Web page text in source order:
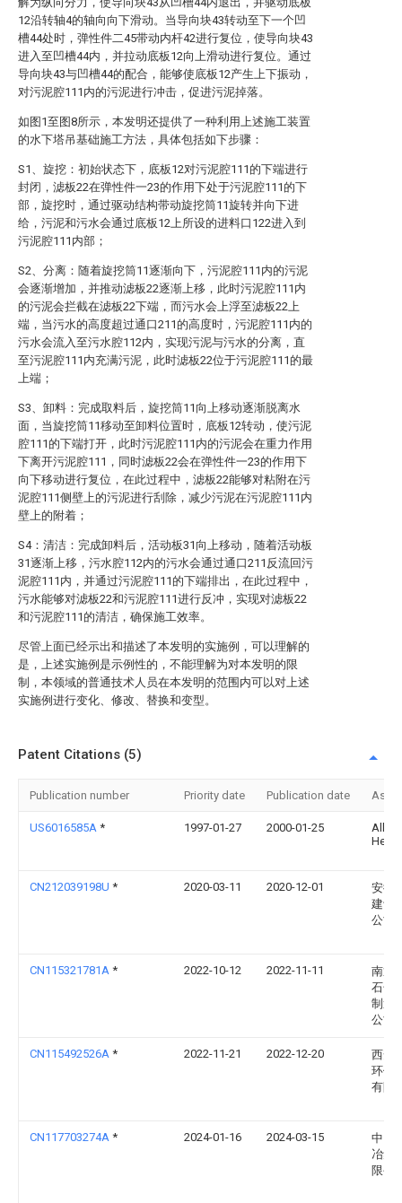
12沿转轴4的轴向向下滑动。当导向块43转动至下一个凹
槽44处时，弹性件二45带动内杆42进行复位，使导向块43
进入至凹槽44内，并拉动底板12向上滑动进行复位。通过
导向块43与凹槽44的配合，能够使底板12产生上下振动，
对污泥腔111内的污泥进行冲击，促进污泥掉落。
如图1至图8所示，本发明还提供了一种利用上述施工装置
的水下塔吊基础施工方法，具体包括如下步骤：
S1、旋挖：初始状态下，底板12对污泥腔111的下端进行
封闭，滤板22在弹性件一23的作用下处于污泥腔111的下
部，旋挖时，通过驱动结构带动旋挖筒11旋转并向下进
给，污泥和污水会通过底板12上所设的进料口122进入到
污泥腔111内部；
S2、分离：随着旋挖筒11逐渐向下，污泥腔111内的污泥
会逐渐增加，并推动滤板22逐渐上移，此时污泥腔111内
的污泥会拦截在滤板22下端，而污水会上浮至滤板22上
端，当污水的高度超过通口211的高度时，污泥腔111内的
污水会流入至污水腔112内，实现污泥与污水的分离，直
至污泥腔111内充满污泥，此时滤板22位于污泥腔111的最
上端；
S3、卸料：完成取料后，旋挖筒11向上移动逐渐脱离水
面，当旋挖筒11移动至卸料位置时，底板12转动，使污泥
腔111的下端打开，此时污泥腔111内的污泥会在重力作用
下离开污泥腔111，同时滤板22会在弹性件一23的作用下
向下移动进行复位，在此过程中，滤板22能够对粘附在污
泥腔111侧壁上的污泥进行刮除，减少污泥在污泥腔111内
壁上的附着；
S4：清洁：完成卸料后，活动板31向上移动，随着活动板
31逐渐上移，污水腔112内的污水会通过通口211反流回污
泥腔111内，并通过污泥腔111的下端排出，在此过程中，
污水能够对滤板22和污泥腔111进行反冲，实现对滤板22
和污泥腔111的清洁，确保施工效率。
尽管上面已经示出和描述了本发明的实施例，可以理解的
是，上述实施例是示例性的，不能理解为对本发明的限
制，本领域的普通技术人员在本发明的范围内可以对上述
实施例进行变化、修改、替换和变型。
Patent Citations (5)
Publication number Priority date Publication date
US6016585A * 1997-01-27 2000-01-25
Allen;
CN212039198U * 2020-03-11 2020-12-01
安徽
建设
公司
CN115321781A * 2022-10-12 2022-11-11
南通
石化
制造
公司
CN115492526A * 2022-11-21 2022-12-20
西安
环保
有限
CN117703274A * 2024-01-16 2024-03-15
中国
冶集
限公